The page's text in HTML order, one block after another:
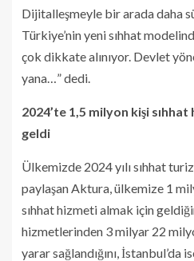
Dijitalleşmeyle bir arada daha
Türkiye’nin yeni sıhhat
çok dikkate alınıyor. Devlet
yana…” dedi.
2024’te 1,5 milyon kişi
geldi
Ülkemizde 2024 yılı sıhhat
paylaşan Aktura, ülkemize 1
sıhhat hizmeti almak için
hizmetlerinden 3 milyar 22
yarar sağlandığını, İstanbul’da